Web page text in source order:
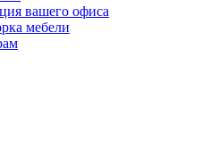
вашего офиса
мебели